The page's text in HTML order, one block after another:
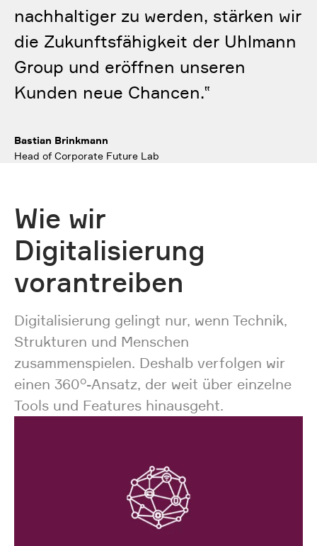
nachhaltiger zu werden, stärken wir
die Zukunftsfähigkeit der Uhlmann
Group und eröffnen unseren
Kunden neue Chancen.‟
Bastian Brinkmann
Head of Corporate Future Lab
Wie wir
Digitalisierung
vorantreiben
Digitalisierung gelingt nur, wenn Technik,
Strukturen und Menschen
zusammenspielen. Deshalb verfolgen wir
einen 360°-Ansatz, der weit über einzelne
Tools und Features hinausgeht.